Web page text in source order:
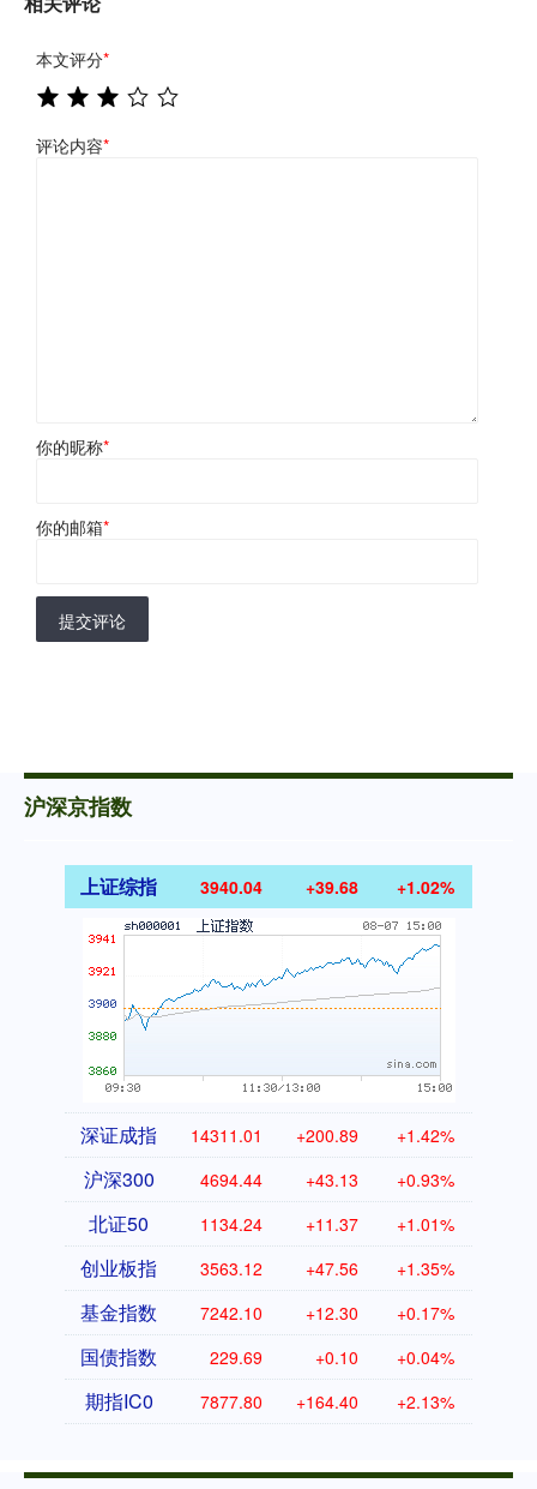
本文评分*
评论内容*
你的昵称*
你的邮箱*
提交评论
沪深京指数
上证综指 3940.04 +39.68 +1.02%
深证成指 14311.01 +200.89 +1.42%
沪深300 4694.44 +43.13 +0.93%
北证50 1134.24 +11.37 +1.01%
创业板指 3563.12 +47.56 +1.35%
基金指数 7242.10 +12.30 +0.17%
国债指数 229.69 +0.10 +0.04%
期指IC0 7877.80 +164.40 +2.13%